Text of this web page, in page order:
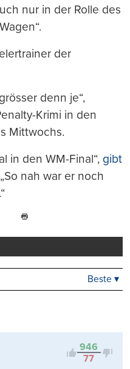
nur in der Rolle des
der
denn je“,
Krimi in den
Mittwochs.
in den WM-Final“, gibt
nah war er noch
LinkedIn
drucken
Kontrovers
Beste ▾
946
77